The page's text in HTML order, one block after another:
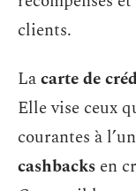
clients.
Lacarte de
Elle vise ceux
courantes à
cashbacks en